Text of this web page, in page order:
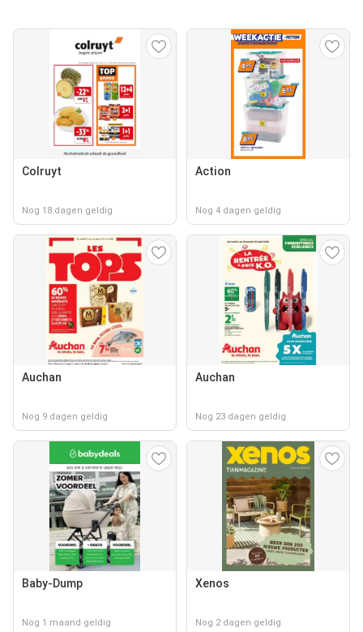
Colruyt
Nog 18 dagen geldig
Action
Nog 4 dagen geldig
Auchan
Nog 9 dagen geldig
Auchan
Nog 23 dagen geldig
Baby-Dump
Nog 1 maand geldig
Xenos
Nog 2 dagen geldig